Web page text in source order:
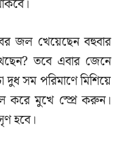
জল খেয়েছেন বহুবার
তবে এবার জেনে
সম পরিমাণে মিশিয়ে
করে মুখে স্প্রে করুন।
হবে।